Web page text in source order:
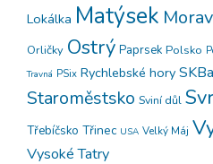
Lokálka Matýsek
Orličky Ostrý Paprsek Polsko
Travná PSix Rychlebské hory
Staroměstsko Sviní důl
Třebíčsko Třinec USA Velký Máj
Vysoké Tatry